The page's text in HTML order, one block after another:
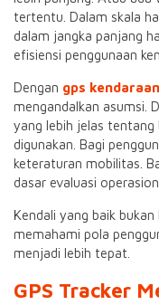
tertentu. Dalam skala
dalam jangka panjang
efisiensi penggunaan
Dengan gps
mengandalkan asumsi.
yang lebih jelas tentang
digunakan. Bagi
keteraturan mobilitas.
dasar evaluasi
Kendali yang baik
memahami pola
menjadi lebih tepat.
GPS Tracker